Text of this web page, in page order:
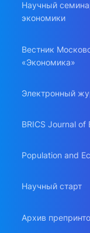
Научный
экономики
Вестник
«Экономика»
Электронный
BRICS Journal of
Population and
Научный старт
Архив